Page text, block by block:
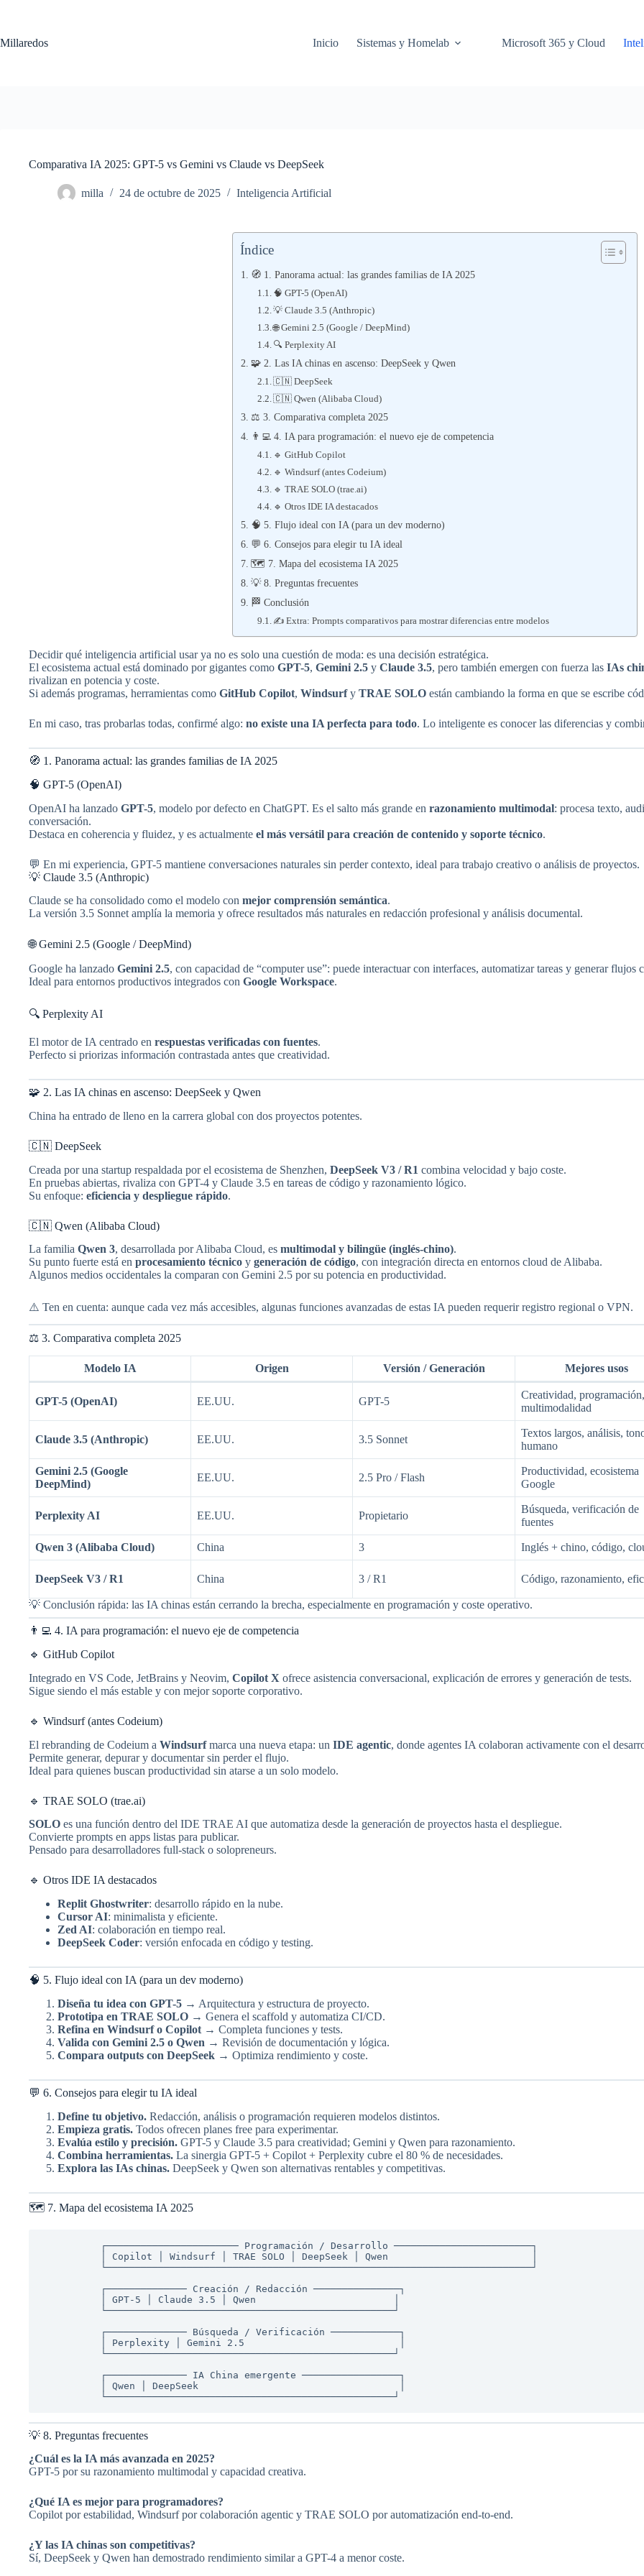
Millaredos
Inicio Sistemas y Homelab Microsoft 365 y Cloud
Comparativa IA 2025: GPT-5 vs Gemini vs Claude vs DeepSeek
milla 24 de octubre de 2025 Inteligencia Artificial
Índice
🧭 1. Panorama actual: las grandes familias de IA 2025
🧠 GPT-5 (OpenAI)
💡 Claude 3.5 (Anthropic)
🌐 Gemini 2.5 (Google / DeepMind)
🔍 Perplexity AI
🧩 2. Las IA chinas en ascenso: DeepSeek y Qwen
🇨🇳 DeepSeek
🇨🇳 Qwen (Alibaba Cloud)
⚖️ 3. Comparativa completa 2025
👨‍💻 4. IA para programación: el nuevo eje de competencia
🔹 GitHub Copilot
🔹 Windsurf (antes Codeium)
🔹 TRAE SOLO (trae.ai)
🔹 Otros IDE IA destacados
🧠 5. Flujo ideal con IA (para un dev moderno)
💬 6. Consejos para elegir tu IA ideal
🗺️ 7. Mapa del ecosistema IA 2025
💡 8. Preguntas frecuentes
🏁 Conclusión
✍️ Extra: Prompts comparativos para mostrar diferencias entre modelos
Decidir qué inteligencia artificial usar ya no es solo una cuestión de moda: es una decisión estratégica.
El ecosistema actual está dominado por gigantes como GPT-5, Gemini 2.5 y Claude 3.5, pero también emergen con fuerza las IAs
rivalizan en potencia y coste.
Si además programas, herramientas como GitHub Copilot, Windsurfy TRAE SOLO están cambiando la forma en que se escribe
En mi caso, tras probarlas todas, confirmé algo: no existe una IA perfecta para todo. Lo inteligente es conocer las diferencias y
🧭 1. Panorama actual: las grandes familias de IA 2025
🧠 GPT-5 (OpenAI)
OpenAI ha lanzado GPT-5, modelo por defecto en ChatGPT. Es el salto más grande en razonamiento multimodal: procesa texto,
conversación.
Destaca en coherencia y fluidez, y es actualmente el más versátil para creación de contenido y soporte técnico.
💬 En mi experiencia, GPT-5 mantiene conversaciones naturales sin perder contexto, ideal para trabajo creativo o análisis de proyectos.
💡 Claude 3.5 (Anthropic)
Claude se ha consolidado como el modelo con mejor comprensión semántica.
La versión 3.5 Sonnet amplía la memoria y ofrece resultados más naturales en redacción profesional y análisis documental.
🌐 Gemini 2.5 (Google / DeepMind)
Google ha lanzado Gemini 2.5, con capacidad de “computer use”: puede interactuar con interfaces, automatizar tareas y generar flujos
Ideal para entornos productivos integrados con Google Workspace.
🔍 Perplexity AI
El motor de IA centrado en respuestas verificadas con fuentes.
Perfecto si priorizas información contrastada antes que creatividad.
🧩 2. Las IA chinas en ascenso: DeepSeek y Qwen
China ha entrado de lleno en la carrera global con dos proyectos potentes.
🇨🇳 DeepSeek
Creada por una startup respaldada por el ecosistema de Shenzhen, DeepSeek V3 / R1 combina velocidad y bajo coste.
En pruebas abiertas, rivaliza con GPT-4 y Claude 3.5 en tareas de código y razonamiento lógico.
Su enfoque: eficiencia y despliegue rápido.
🇨🇳 Qwen (Alibaba Cloud)
La familia Qwen 3, desarrollada por Alibaba Cloud, es multimodal y bilingüe (inglés-chino).
Su punto fuerte está en procesamiento técnico y generación de código, con integración directa en entornos cloud de Alibaba.
Algunos medios occidentales la comparan con Gemini 2.5 por su potencia en productividad.
⚠️ Ten en cuenta: aunque cada vez más accesibles, algunas funciones avanzadas de estas IA pueden requerir registro regional o VPN.
⚖️ 3. Comparativa completa 2025
Modelo IA Origen Versión / Generación Mejores usos
GPT-5 (OpenAI) EE.UU. GPT-5
Creatividad, programación,
multimodalidad
Claude 3.5 (Anthropic) EE.UU. 3.5 Sonnet
Textos largos, análisis,
humano
Gemini 2.5 (Google
DeepMind)
EE.UU. 2.5 Pro / Flash
Productividad, ecosistema
Google
Perplexity AI EE.UU. Propietario
Búsqueda, verificación de
fuentes
Qwen 3 (Alibaba Cloud) China 3 Inglés + chino, código,
DeepSeek V3 / R1 China 3 / R1 Código, razonamiento,
💡 Conclusión rápida: las IA chinas están cerrando la brecha, especialmente en programación y coste operativo.
👨‍💻 4. IA para programación: el nuevo eje de competencia
🔹 GitHub Copilot
Integrado en VS Code, JetBrains y Neovim, Copilot X ofrece asistencia conversacional, explicación de errores y generación de tests.
Sigue siendo el más estable y con mejor soporte corporativo.
🔹 Windsurf (antes Codeium)
El rebranding de Codeium a Windsurfmarca una nueva etapa: un IDE agentic, donde agentes IA colaboran activamente con el
Permite generar, depurar y documentar sin perder el flujo.
Ideal para quienes buscan productividad sin atarse a un solo modelo.
🔹 TRAE SOLO (trae.ai)
SOLO es una función dentro del IDE TRAE AI que automatiza desde la generación de proyectos hasta el despliegue.
Convierte prompts en apps listas para publicar.
Pensado para desarrolladores full-stack o solopreneurs.
🔹 Otros IDE IA destacados
Replit Ghostwriter: desarrollo rápido en la nube.
Cursor AI: minimalista y eficiente.
Zed AI: colaboración en tiempo real.
DeepSeek Coder: versión enfocada en código y testing.
🧠 5. Flujo ideal con IA (para un dev moderno)
Diseña tu idea con GPT-5 → Arquitectura y estructura de proyecto.
Prototipa en TRAE SOLO → Genera el scaffold y automatiza CI/CD.
Refina en Windsurf o Copilot → Completa funciones y tests.
Valida con Gemini 2.5 o Qwen → Revisión de documentación y lógica.
Compara outputs con DeepSeek → Optimiza rendimiento y coste.
💬 6. Consejos para elegir tu IA ideal
Define tu objetivo. Redacción, análisis o programación requieren modelos distintos.
Empieza gratis. Todos ofrecen planes free para experimentar.
Evalúa estilo y precisión. GPT-5 y Claude 3.5 para creatividad; Gemini y Qwen para razonamiento.
Combina herramientas. La sinergia GPT-5 + Copilot + Perplexity cubre el 80 % de necesidades.
Explora las IAs chinas. DeepSeek y Qwen son alternativas rentables y competitivas.
🗺️ 7. Mapa del ecosistema IA 2025
💡 8. Preguntas frecuentes
¿Cuál es la IA más avanzada en 2025?
GPT-5 por su razonamiento multimodal y capacidad creativa.
¿Qué IA es mejor para programadores?
Copilot por estabilidad, Windsurf por colaboración agentic y TRAE SOLO por automatización end-to-end.
¿Y las IA chinas son competitivas?
Sí, DeepSeek y Qwen han demostrado rendimiento similar a GPT-4 a menor coste.